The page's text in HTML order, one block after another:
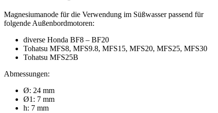
Magnesiumanode für die Verwendung im Süßwasser passend für
folgende Außenbordmotoren:
diverse Honda BF8 – BF20
Tohatsu MFS8, MFS9.8, MFS15, MFS20, MFS25, MFS30
Tohatsu MFS25B
Abmessungen:
Ø: 24 mm
Ø1: 7 mm
h: 7 mm